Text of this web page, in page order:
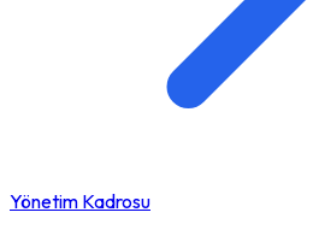
Yönetim Kadrosu